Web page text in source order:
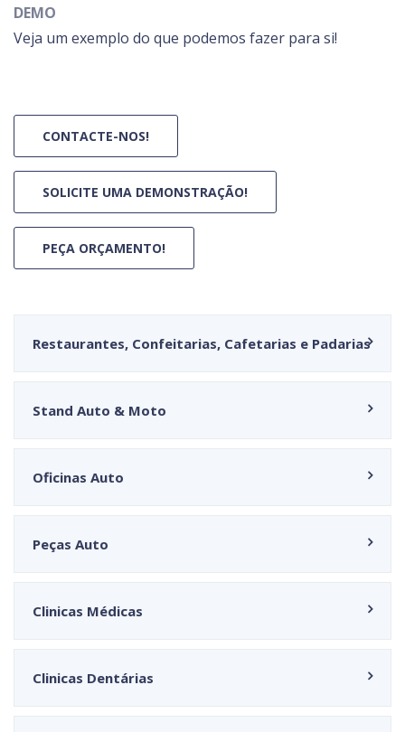
Restaurantes, Confeitarias, Cafetarias e Padarias
Stand Auto & Moto
Oficinas Auto
Peças Auto
Clinicas Médicas
Clinicas Dentárias
DEMO
Veja um exemplo do que podemos fazer para si!
CONTACTE-NOS!
SOLICITE UMA DEMONSTRAÇÃO!
PEÇA ORÇAMENTO!